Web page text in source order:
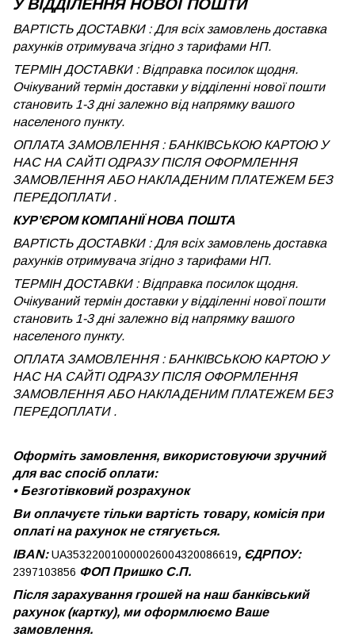
У ВІДДІЛЕННЯ НОВОЇ ПОШТИ
ВАРТІСТЬ ДОСТАВКИ : Для всіх замовлень доставка
рахунків отримувача згідно з тарифами НП.
ТЕРМІН ДОСТАВКИ : Відправка посилок щодня.
Очікуваний термін доставки у відділенні нової пошти
становить 1-3 дні залежно від напрямку вашого
населеного пункту.
ОПЛАТА ЗАМОВЛЕННЯ : БАНКІВСЬКОЮ КАРТОЮ У
НАС НА САЙТІ ОДРАЗУ ПІСЛЯ ОФОРМЛЕННЯ
ЗАМОВЛЕННЯ АБО НАКЛАДЕНИМ ПЛАТЕЖЕМ БЕЗ
ПЕРЕДОПЛАТИ .
КУРʼЄРОМ КОМПАНІЇ НОВА ПОШТА
ВАРТІСТЬ ДОСТАВКИ : Для всіх замовлень доставка
рахунків отримувача згідно з тарифами НП.
ТЕРМІН ДОСТАВКИ : Відправка посилок щодня.
Очікуваний термін доставки у відділенні нової пошти
становить 1-3 дні залежно від напрямку вашого
населеного пункту.
ОПЛАТА ЗАМОВЛЕННЯ : БАНКІВСЬКОЮ КАРТОЮ У
НАС НА САЙТІ ОДРАЗУ ПІСЛЯ ОФОРМЛЕННЯ
ЗАМОВЛЕННЯ АБО НАКЛАДЕНИМ ПЛАТЕЖЕМБЕЗ
ПЕРЕДОПЛАТИ .
Оформіть замовлення, використовуючи зручний
для вас спосіб оплати:
• Безготівковий розрахунок
Ви оплачуєте тільки вартість товару, комісія при
оплаті на рахунок не стягується.
IBAN:UA353220010000026004320086619, ЄДРПОУ:
2397103856 ФОП Пришко С.П.
Після зарахування грошей на наш банківський
рахунок (картку), ми оформлюємо Ваше
замовлення.